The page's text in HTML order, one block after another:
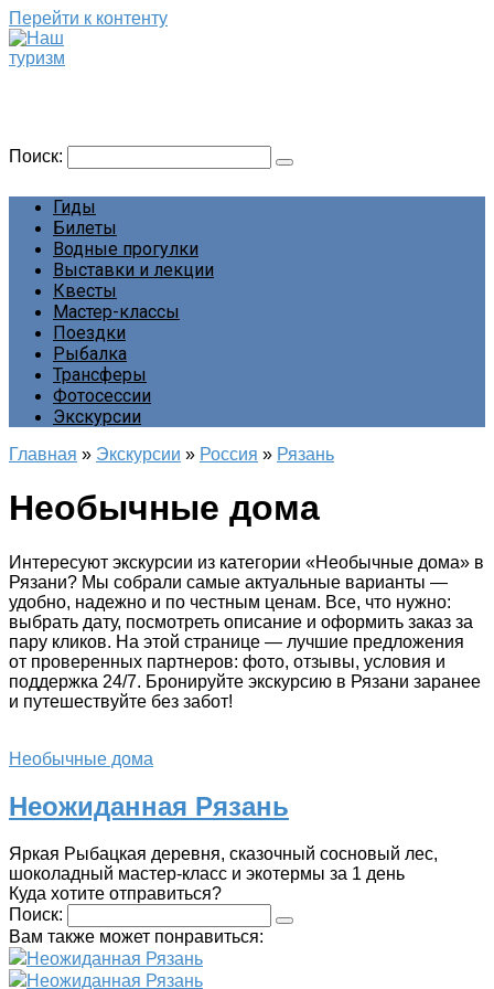
Перейти к контенту
Поиск:
Гиды
Билеты
Водные прогулки
Выставки и лекции
Квесты
Мастер-классы
Поездки
Рыбалка
Трансферы
Фотосессии
Экскурсии
Главная » Экскурсии » Россия » Рязань
Необычные дома
Интересуют экскурсии из категории «Необычные дома» в
Рязани? Мы собрали самые актуальные варианты —
удобно, надежно и по честным ценам. Все, что нужно:
выбрать дату, посмотреть описание и оформить заказ за
пару кликов. На этой странице — лучшие предложения
от проверенных партнеров: фото, отзывы, условия и
поддержка 24/7. Бронируйте экскурсию в Рязани заранее
и путешествуйте без забот!
Необычные дома
Неожиданная Рязань
Яркая Рыбацкая деревня, сказочный сосновый лес,
шоколадный мастер-класс и экотермы за 1 день
Куда хотите отправиться?
Поиск:
Вам также может понравиться:
Неожиданная Рязань
Неожиданная Рязань